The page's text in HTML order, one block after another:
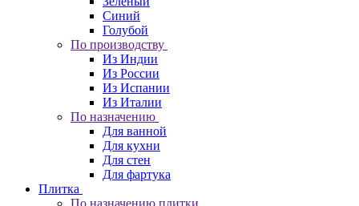
Синий
Голубой
По производству
Из Индии
Из России
Из Испании
Из Италии
По назначению
Для ванной
Для кухни
Для стен
Для фартука
Плитка
По назначению плитки